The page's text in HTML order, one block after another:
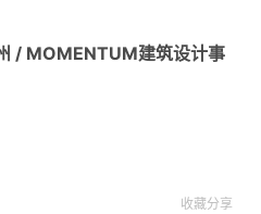
/ MOMENTUM建筑设计事
收藏分享